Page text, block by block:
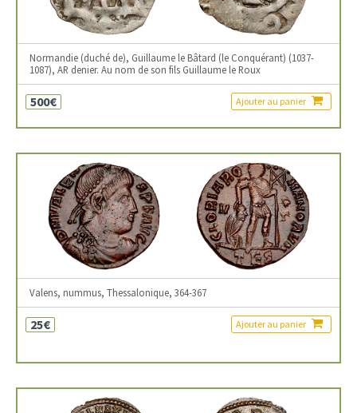
Normandie (duché de), Guillaume le Bâtard (le Conquérant) (1037-
1087), AR denier. Au nom de son fils Guillaume le Roux
500€ Ajouter au panier
Valens, nummus, Thessalonique, 364-367
25€ Ajouter au panier